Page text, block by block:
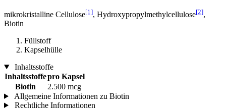
mikrokristalline Cellulose[1], Hydroxypropylmethylcellulose[2],
Biotin
Füllstoff
Kapselhülle
Inhaltsstoffe
Inhaltsstoffepro Kapsel
Biotin
2.500 mcg
Allgemeine Informationen zu Biotin
Rechtliche Informationen